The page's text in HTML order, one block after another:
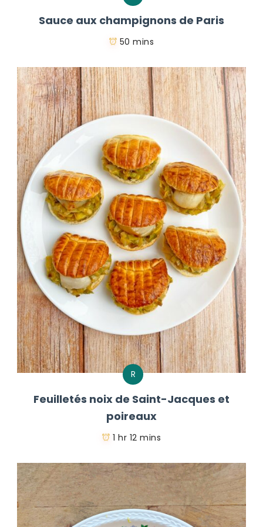
Sauce aux champignons de Paris
50 mins
R
Feuilletés noix de Saint-Jacques et
poireaux
1 hr 12 mins